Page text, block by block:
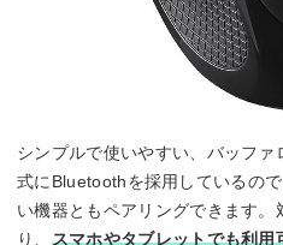
シンプルで使いやすい、バッフ
式にBluetoothを採用しているの
い機器ともペアリングできます
り、 スマホやタブレットでも利用